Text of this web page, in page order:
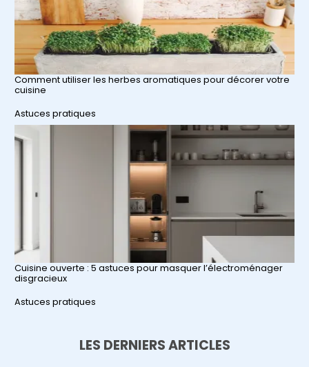
Comment utiliser les herbes aromatiques pour décorer votre
cuisine
Par rapport à
Astuces pratiques
Cuisine ouverte : 5 astuces pour masquer l’électroménager
disgracieux
Par rapport à
Astuces pratiques
LES DERNIERS ARTICLES